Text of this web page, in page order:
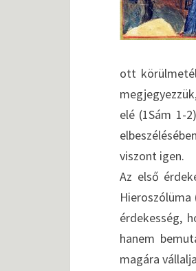
ott
elé (1Sám 1-
viszont igen.
Az első
Hieroszólüma
érdekesség,
hanem
magára